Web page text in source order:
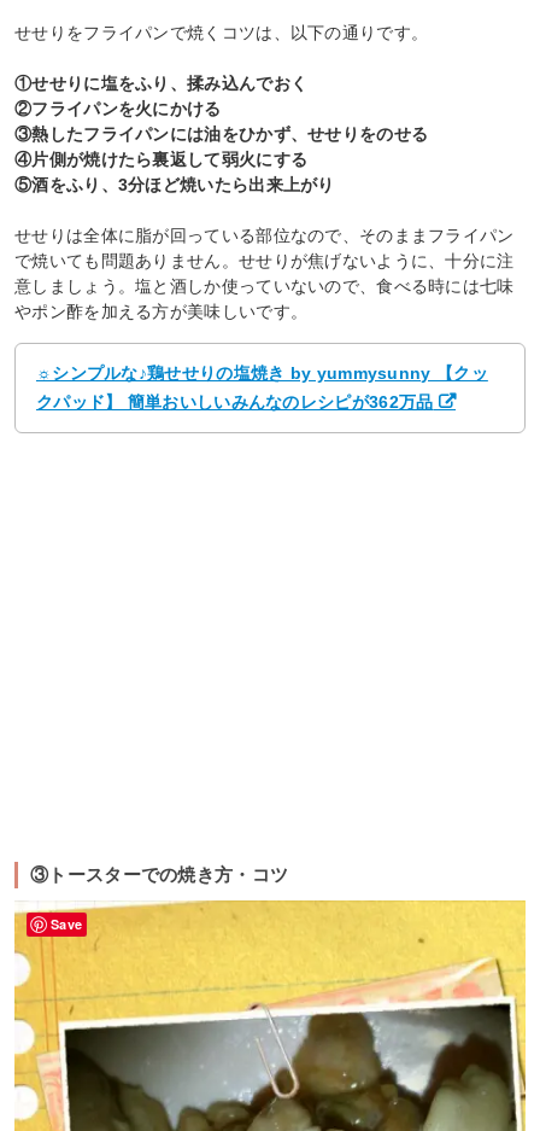
せせりをフライパンで焼くコツは、以下の通りです。
①せせりに塩をふり、揉み込んでおく
②フライパンを火にかける
③熱したフライパンには油をひかず、せせりをのせる
④片側が焼けたら裏返して弱火にする
⑤酒をふり、3分ほど焼いたら出来上がり
せせりは全体に脂が回っている部位なので、そのままフライパン
で焼いても問題ありません。せせりが焦げないように、十分に注
意しましょう。塩と酒しか使っていないので、食べる時には七味
やポン酢を加える方が美味しいです。
☼シンプルな♪鶏せせりの塩焼き by yummysunny 【クッ
クパッド】 簡単おいしいみんなのレシピが362万品
③トースターでの焼き方・コツ
Save